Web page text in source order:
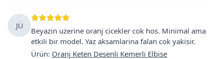
JÜ
Beyazin uzerine oranj cicekler cok hos. Minimal ama
etkili bir model. Yaz aksamlarina falan cok yakisir.
Ürün: Oranj Keten Desenli Kemerli Elbise